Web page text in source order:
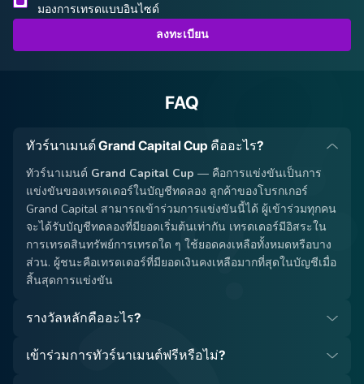
มองการเทรดแบบอินไซด์
ลงทะเบียน
FAQ
ทัวร์นาเมนต์ Grand Capital Cup คืออะไร?
ทัวร์นาเมนต์ Grand Capital Cup — คือการแข่งขันเป็นการ
แข่งขันของเทรดเดอร์ในบัญชีทดลอง ลูกค้าของโบรกเกอร์
Grand Capital สามารถเข้าร่วมการแข่งขันนี้ได้ ผู้เข้าร่วมทุกคน
จะได้รับบัญชีทดลองที่มียอดเริ่มต้นเท่ากัน เทรดเดอร์มีอิสระใน
การเทรดสินทรัพย์การเทรดใด ๆ ใช้ยอดคงเหลือทั้งหมดหรือบาง
ส่วน. ผู้ชนะคือเทรดเดอร์ที่มียอดเงินคงเหลือมากที่สุดในบัญชีเมื่อ
สิ้นสุดการแข่งขัน
รางวัลหลักคืออะไร?
เข้าร่วมการทัวร์นาเมนต์ฟรีหรือไม่?